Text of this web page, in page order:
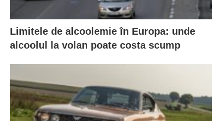
Limitele de alcoolemie în Europa: unde
alcoolul la volan poate costa scump